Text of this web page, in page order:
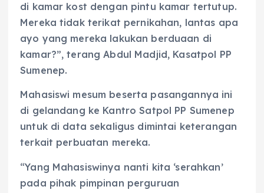
di kamar kost dengan pintu kamar tertutup.
Mereka tidak terikat pernikahan, lantas apa
ayo yang mereka lakukan berduaan di
kamar?”, terang Abdul Madjid, Kasatpol PP
Sumenep.
Mahasiswi mesum beserta pasangannya ini
di gelandang ke Kantro Satpol PP Sumenep
untuk di data sekaligus dimintai keterangan
terkait perbuatan mereka.
“Yang Mahasiswinya nanti kita ‘serahkan’
pada pihak pimpinan perguruan